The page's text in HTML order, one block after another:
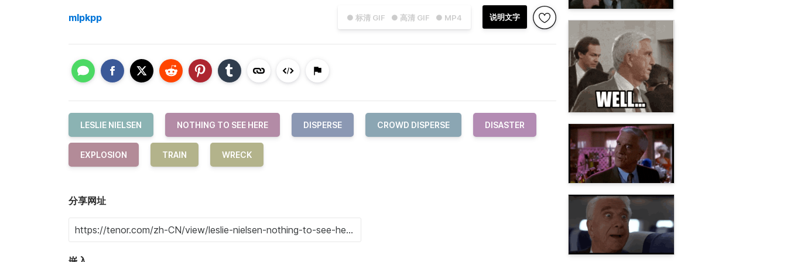
● 标清 GIF ● 高清 GIF ● MP4 说明文字
mlpkpp
LESLIE NIELSEN NOTHING TO SEE HERE DISPERSE CROWD DISPERSE DISASTER
EXPLOSION TRAIN WRECK
分享网址